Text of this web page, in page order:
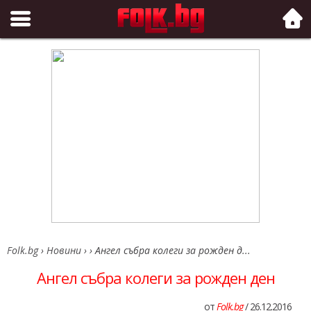
Folk.bg
Folk.bg › Новини › ›Ангел събра колеги за рожден д...
Ангел събра колеги за рожден ден
отFolk.bg/ 26.12.2016